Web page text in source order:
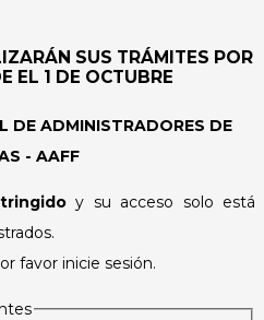
SUS TRÁMITES POR
EL 1 DE OCTUBRE
DE ADMINISTRADORES DE
- AAFF
y su acceso solo está
favor inicie sesión.